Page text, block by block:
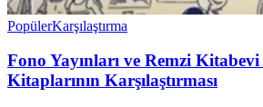
PopülerKarşılaştırma
Fono Yayınları ve Remzi
Kitaplarının Karşılaştırması